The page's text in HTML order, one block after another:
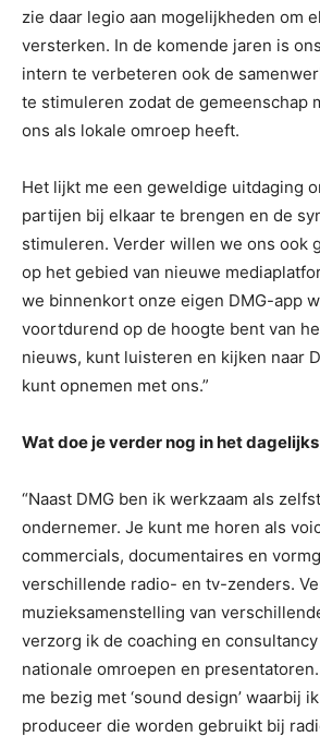
zie daar legio aan mogelijkheden om
versterken. In de komende jaren is
intern te verbeteren ook de
te stimuleren zodat de gemeenschap
ons als lokale omroep heeft.
Het lijkt me een geweldige uitdaging
partijen bij elkaar te brengen en de
stimuleren. Verder willen we ons ook
op het gebied van nieuwe
we binnenkort onze eigen DMG-app
voortdurend op de hoogte bent van
nieuws, kunt luisteren en kijken naar
kunt opnemen met ons.”
Wat doe je verder nog in het
“Naast DMG ben ik werkzaam als
ondernemer. Je kunt me horen als
commercials, documentaires en
verschillende radio- en tv-zenders.
muzieksamenstelling van
verzorg ik de coaching en
nationale omroepen en
me bezig met ‘sound design’ waarbij
produceer die worden gebruikt bij